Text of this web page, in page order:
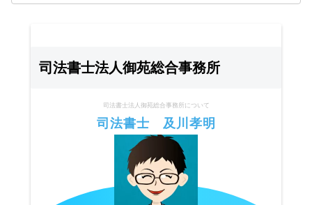
司法書士法人御苑総合事務所
司法書士法人御苑総合事務所について
司法書士 及川孝明